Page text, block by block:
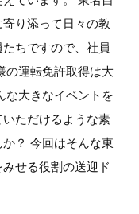
り添って日々の教
ちですので、社員
の運転免許取得は大
な大きなイベントを
ただけるような素
？ 今回はそんな東
せる役割の送迎ド